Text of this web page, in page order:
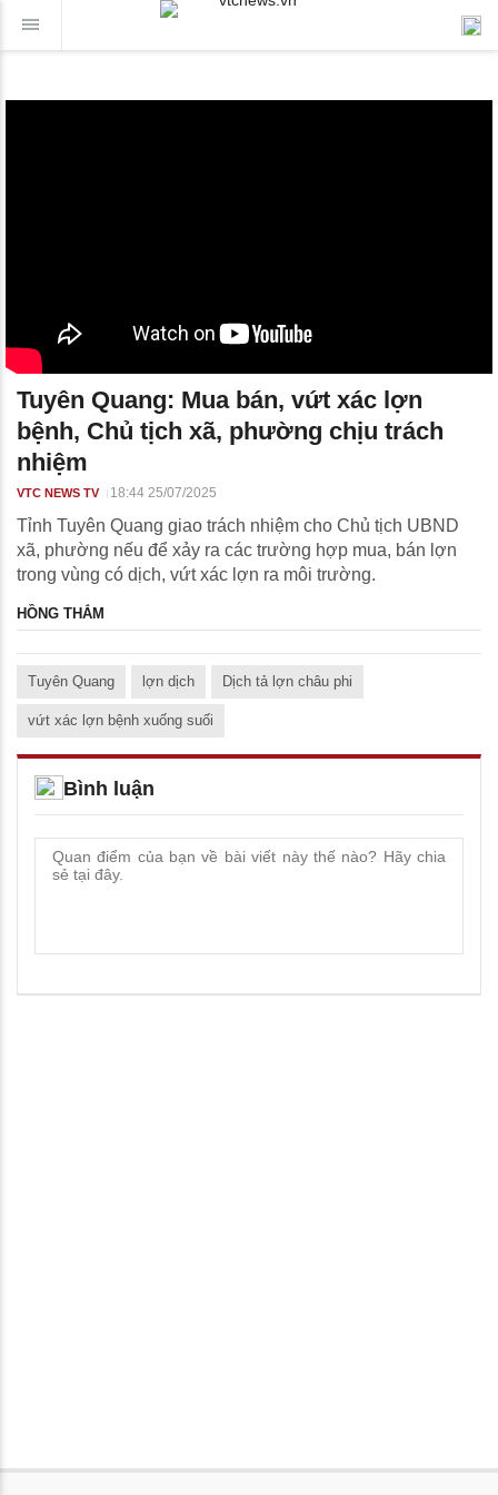
Tuyên Quang: Mua bán, vứt xác lợn
bệnh, Chủ tịch xã, phường chịu trách
nhiệm
VTC NEWS TV 18:44 25/07/2025
Tỉnh Tuyên Quang giao trách nhiệm cho Chủ tịch UBND
xã, phường nếu để xảy ra các trường hợp mua, bán lợn
trong vùng có dịch, vứt xác lợn ra môi trường.
HỒNG THẮM
Tuyên Quang lợn dịch Dịch tả lợn châu phi
vứt xác lợn bệnh xuống suối
Bình luận